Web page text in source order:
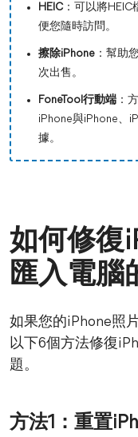
HEIC：可以將HEIC
便您隨時訪問。
擦除iPhone ：幫助
次出售。
FoneTool行動端 ：
iPhone與iPhone、
據。
如何修復
匯入電腦
如果您的iPhone照
以下6個方法修復
題。
方法1：重置